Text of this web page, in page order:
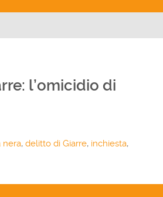
l’omicidio di
nera, delitto di Giarre, inchiesta,